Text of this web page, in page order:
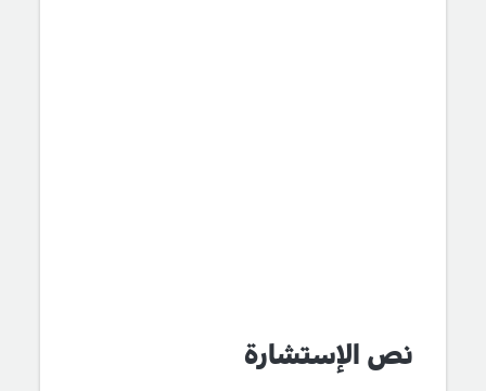
نص الإستشارة